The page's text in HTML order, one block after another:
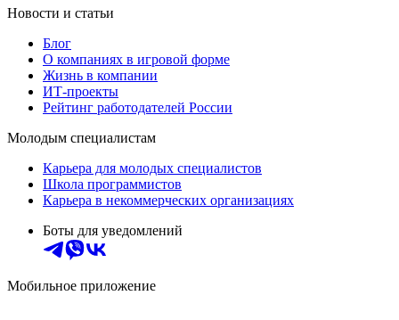
Новости и статьи
Блог
О компаниях в игровой форме
Жизнь в компании
ИТ-проекты
Рейтинг работодателей России
Молодым специалистам
Карьера для молодых специалистов
Школа программистов
Карьера в некоммерческих организациях
Боты для уведомлений
Мобильное приложение